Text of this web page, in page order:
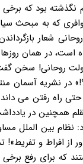
نگذشته بود که
که به مبحث
شعار
روحانی! سخن
در نشریه
راه رفتن می
همچنین در
نظام بین الملل
از افراط و
که برای رفع